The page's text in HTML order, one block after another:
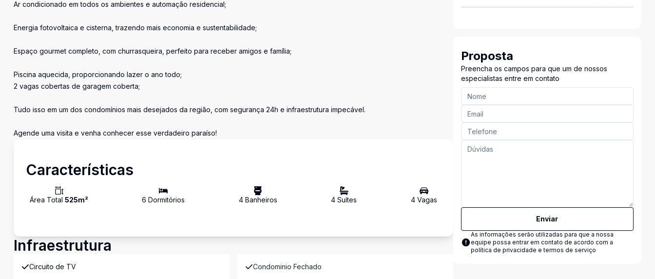
Ar condicionado em todos os ambientes e automação residencial;
Energia fotovoltaica e cisterna, trazendo mais economia e sustentabilidade;
Espaço gourmet completo, com churrasqueira, perfeito para receber amigos e família;
Piscina aquecida, proporcionando lazer o ano todo;
2 vagas cobertas de garagem coberta;
Tudo isso em um dos condomínios mais desejados da região, com segurança 24h e infraestrutura impecável.
Agende uma visita e venha conhecer esse verdadeiro paraíso!
Características
Área Total 525m² 6 Dormitórios 4Banheiros 4 Suítes 4Vagas
Infraestrutura
Circuito de TV Condominio Fechado
Proposta
Preencha os campos para que um de nossos
especialistas entre em contato
Enviar
As informações serão utilizadas para que a nossa
equipe possa entrar em contato de acordo com a
política de privacidade e termos de serviço